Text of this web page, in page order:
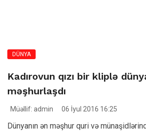
DÜNYA
Kadırovun qızı bir kliplə
məşhurlaşdı
Müəllif: admin 06 İyul 2016 16:25
Dünyanın ən məşhur quri və